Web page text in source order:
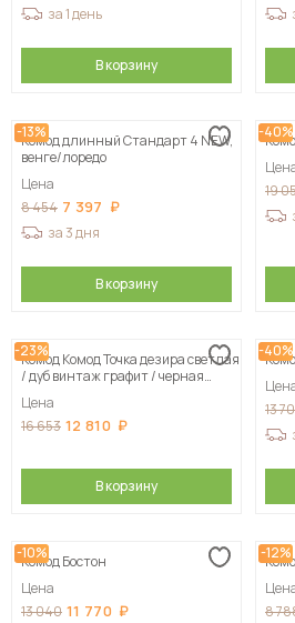
за 1 день
В корзину
-13%
Комод длинный Стандарт 4 NEW,
венге/лоредо
Цена
8 454 7 397
за 3 дня
В корзину
-40%
19
-23%
Комод Комод Точка дезира светлая
/ дуб винтаж графит / черная
Цена
16 653 12 810
В корзину
-40%
13
-10%
Комод Бостон
Цена
13 040 11 770
-12%
8